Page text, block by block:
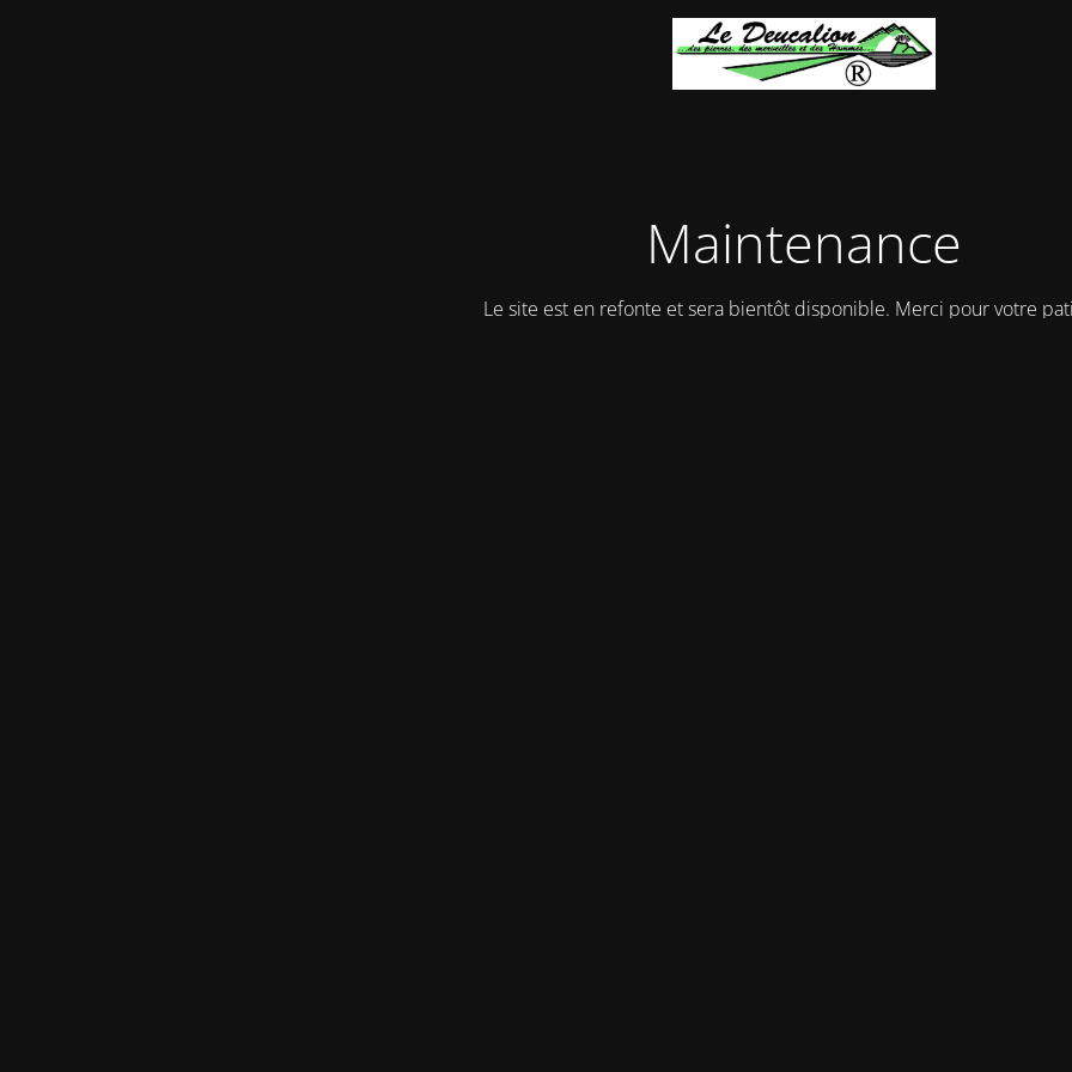
Maintenance
Le site est en refonte et sera bientôt disponible. Merci pour votre